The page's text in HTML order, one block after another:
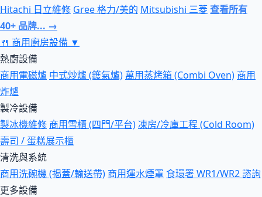
Hitachi 日立維修 Gree 格力/美的 Mitsubishi 三菱查看所有
40+ 品牌... →
🍴 商用廚房設備 ▼
熱廚設備
商用電磁爐 中式炒爐 (鑊氣爐) 萬用蒸烤箱 (Combi Oven) 商用
炸爐
製冷設備
製冰機維修 商用雪櫃 (四門/平台)凍房/冷庫工程 (Cold Room)
壽司 / 蛋糕展示櫃
清洗與系統
商用洗碗機 (揭蓋/輸送帶) 商用運水煙罩 食環署 WR1/WR2 諮詢
更多設備